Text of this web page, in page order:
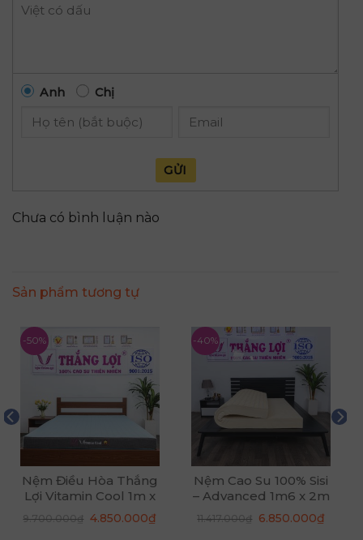
Anh Chị
GỬI
Chưa có bình luận nào
Sản phẩm tương tự
-50%
Nệm Điều Hòa Thắng
Lợi Vitamin Cool 1m x
2m x 15cm
9.700.000₫ Giá
4.850.000₫
-40%
Nệm Cao Su 100% Sisi
– Advanced 1m6 x 2m
x 5cm
11.417.000₫ Giá
6.850.000₫